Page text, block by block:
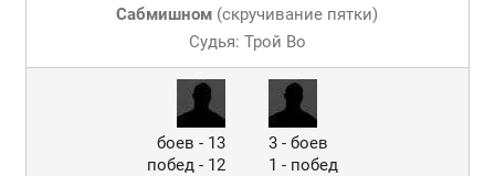
Сабмишном (скручивание пятки)
Судья: Трой Во
боев - 13
побед - 12
3 - боев
1 - побед